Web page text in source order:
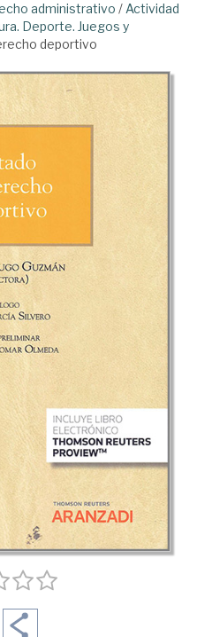
administrativo / Actividad
Deporte. Juegos y
deportivo